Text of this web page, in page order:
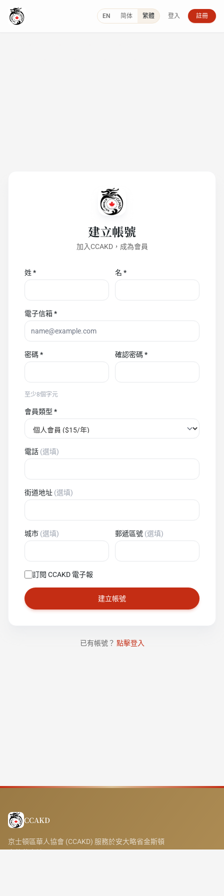
EN 简体 繁體 登入 註冊
建立帳號
加入CCAKD，成為會員
姓* 名 *
電子信箱*
密碼* 確認密碼*
至少8個字元
會員類型 *
電話 (選填)
街道地址 (選填)
城市 (選填) 郵遞區號 (選填)
訂閱 CCAKD 電子報
建立帳號
已有帳號？ 點擊登入
CCAKD
京士頓區華人協會 (CCAKD) 服務於安大略省金斯頓